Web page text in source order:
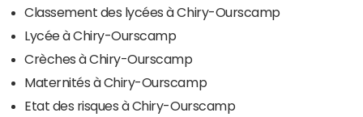
Classement des lycées à Chiry-Ourscamp
Lycée à Chiry-Ourscamp
Crèches à Chiry-Ourscamp
Maternités à Chiry-Ourscamp
Etat des risques à Chiry-Ourscamp